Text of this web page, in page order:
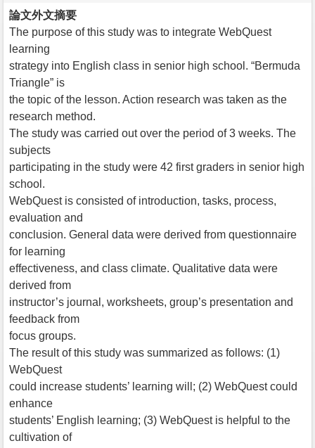
論文外文摘要
The purpose of this study was to integrate WebQuest
learning
strategy into English class in senior high school. “Bermuda
Triangle” is
the topic of the lesson. Action research was taken as the
research method.
The study was carried out over the period of 3 weeks. The
subjects
participating in the study were 42 first graders in senior high
school.
WebQuest is consisted of introduction, tasks, process,
evaluation and
conclusion. General data were derived from questionnaire
for learning
effectiveness, and class climate. Qualitative data were
derived from
instructor’s journal, worksheets, group’s presentation and
feedback from
focus groups.
The result of this study was summarized as follows: (1)
WebQuest
could increase students’ learning will; (2) WebQuest could
enhance
students’ English learning; (3) WebQuest is helpful to the
cultivation of